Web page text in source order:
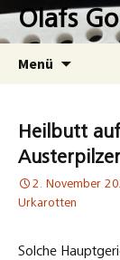
Zum
InhaltOlafs
Menü
Heilbutt
2. November
Urkarotten
Solche